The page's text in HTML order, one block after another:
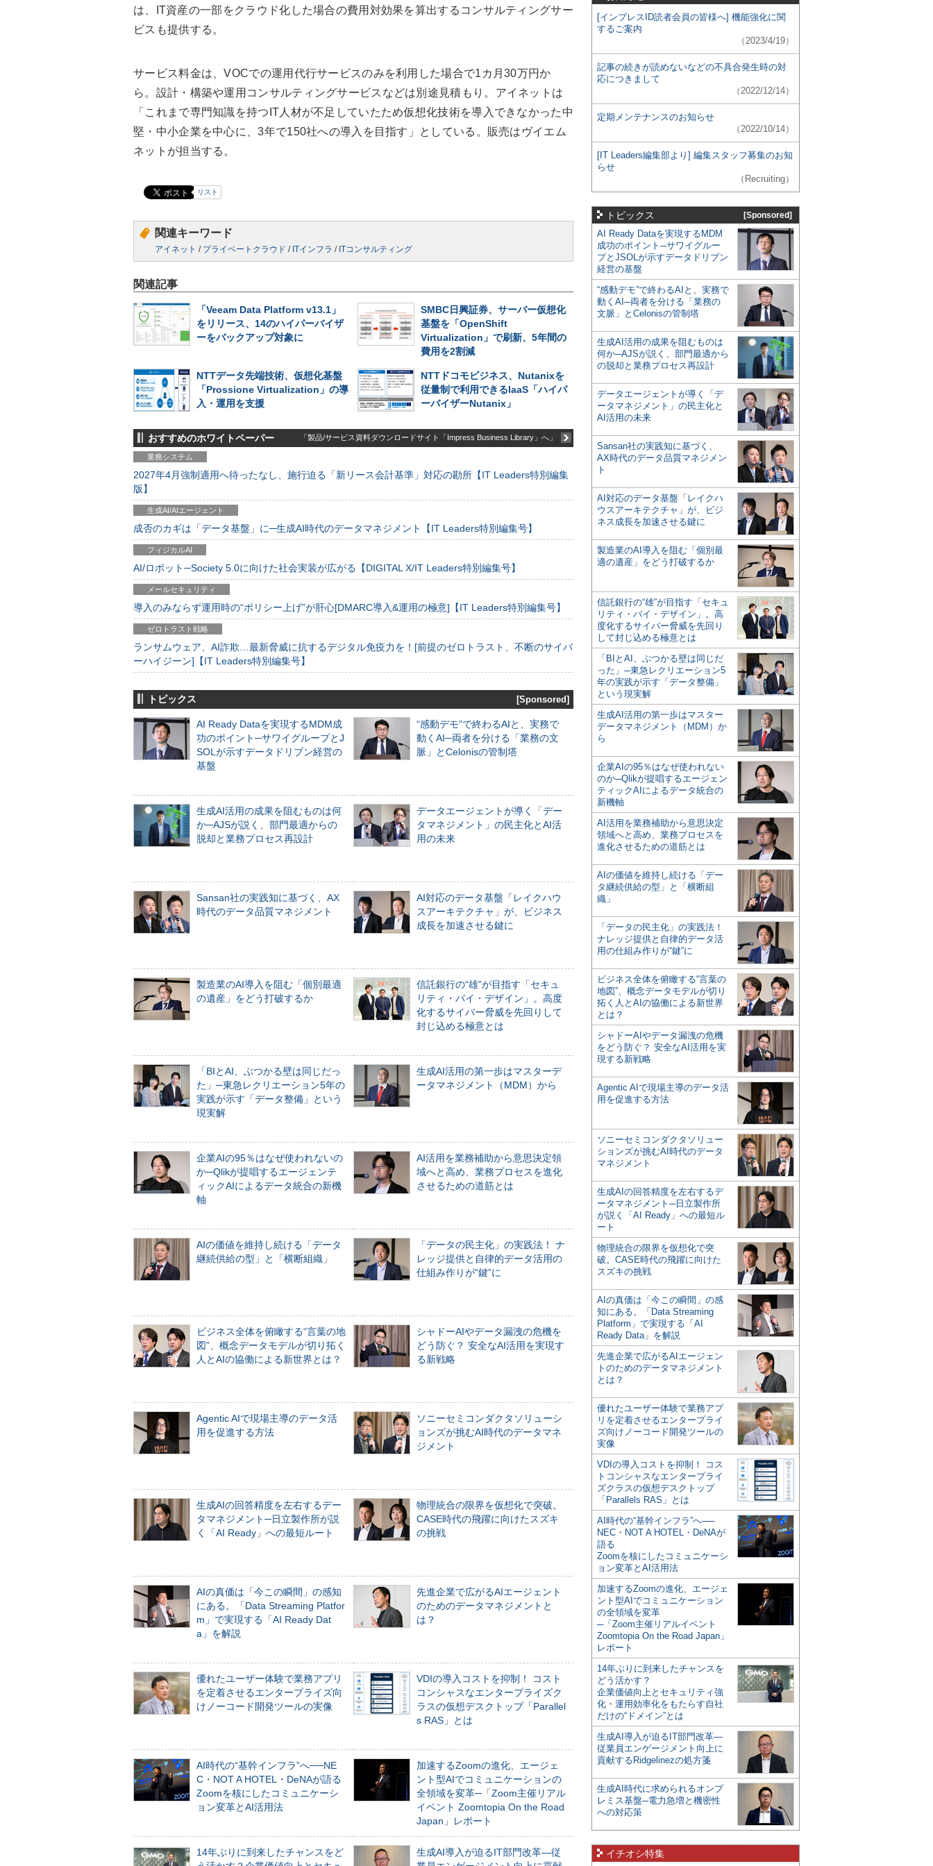
は、IT資産の一部をクラウド化した場合の費用対効果を算出するコンサルティングサー
ビスも提供する。
サービス料金は、VOCでの運用代行サービスのみを利用した場合で1カ月30万円か
ら。設計・構築や運用コンサルティングサービスなどは別途見積もり。アイネットは
「これまで専門知識を持つIT人材が不足していたため仮想化技術を導入できなかった中
堅・中小企業を中心に、3年で150社への導入を目指す」としている。販売はヴイエム
ネットが担当する。
リスト
関連キーワード
アイネット / プライベートクラウド / ITインフラ / ITコンサルティング
関連記事
「Veeam Data Platform v13.1」
をリリース、14のハイパーバイザ
ーをバックアップ対象に
SMBC日興証券、サーバー仮想化
基盤を「OpenShift
Virtualization」で刷新、5年間の
費用を2割減
NTTデータ先端技術、仮想化基盤
「Prossione Virtualization」の導
入・運用を支援
NTTドコモビジネス、Nutanixを
従量制で利用できるIaaS「ハイパ
ーバイザーNutanix」
おすすめのホワイトペーパー 「製品/サービス資料ダウンロードサイト「Impress Business Library」へ」
業務システム
2027年4月強制適用へ待ったなし、施行迫る「新リース会計基準」対応の勘所【IT Leaders特別編集
版】
生成AI/AIエージェント
成否のカギは「データ基盤」に─生成AI時代のデータマネジメント【IT Leaders特別編集号】
フィジカルAI
AI/ロボット─Society 5.0に向けた社会実装が広がる【DIGITAL X/IT Leaders特別編集号】
メールセキュリティ
導入のみならず運用時の“ポリシー上げ”が肝心[DMARC導入&運用の極意]【IT Leaders特別編集号】
ゼロトラスト戦略
ランサムウェア、AI詐欺…最新脅威に抗するデジタル免疫力を！[前提のゼロトラスト、不断のサイバ
ーハイジーン]【IT Leaders特別編集号】
トピックス [Sponsored]
AI Ready Dataを実現するMDM成
功のポイント─サワイグループとJ
SOLが示すデータドリブン経営の
基盤
“感動デモ”で終わるAIと、実務で
動くAI─両者を分ける「業務の文
脈」とCelonisの管制塔
生成AI活用の成果を阻むものは何
か─AJSが説く、部門最適からの
脱却と業務プロセス再設計
データエージェントが導く「デー
タマネジメント」の民主化とAI活
用の未来
Sansan社の実践知に基づく、AX
時代のデータ品質マネジメント
AI対応のデータ基盤「レイクハウ
スアーキテクチャ」が、ビジネス
成長を加速させる鍵に
製造業のAI導入を阻む「個別最適
の遺産」をどう打破するか
信託銀行の“雄”が目指す「セキュ
リティ・バイ・デザイン」。高度
化するサイバー脅威を先回りして
封じ込める極意とは
「BIとAI、ぶつかる壁は同じだっ
た」─東急レクリエーション5年の
実践が示す「データ整備」という
現実解
生成AI活用の第一歩はマスターデ
ータマネジメント（MDM）から
企業AIの95％はなぜ使われないの
か─Qlikが提唱するエージェンテ
ィックAIによるデータ統合の新機
軸
AI活用を業務補助から意思決定領
域へと高め、業務プロセスを進化
させるための道筋とは
AIの価値を維持し続ける「データ
継続供給の型」と「横断組織」
「データの民主化」の実践法！ ナ
レッジ提供と自律的データ活用の
仕組み作りが“鍵”に
ビジネス全体を俯瞰する“言葉の地
図”、概念データモデルが切り拓く
人とAIの協働による新世界とは？
シャドーAIやデータ漏洩の危機を
どう防ぐ？ 安全なAI活用を実現す
る新戦略
Agentic AIで現場主導のデータ活
用を促進する方法
ソニーセミコンダクタソリューシ
ョンズが挑むAI時代のデータマネ
ジメント
生成AIの回答精度を左右するデー
タマネジメント─日立製作所が説
く「AI Ready」への最短ルート
物理統合の限界を仮想化で突破。
CASE時代の飛躍に向けたスズキ
の挑戦
AIの真価は「今この瞬間」の感知
にある。「Data Streaming Platfor
m」で実現する「AI Ready Dat
a」を解説
先進企業で広がるAIエージェント
のためのデータマネジメントと
は？
優れたユーザー体験で業務アプリ
を定着させるエンタープライズ向
けノーコード開発ツールの実像
VDIの導入コストを抑制！ コスト
コンシャスなエンタープライズク
ラスの仮想デスクトップ「Parallel
s RAS」とは
AI時代の“基幹インフラ”へ──NE
C・NOT A HOTEL・DeNAが語る
Zoomを核にしたコミュニケーシ
ョン変革とAI活用法
加速するZoomの進化、エージェ
ント型AIでコミュニケーションの
全領域を変革─「Zoom主催リアル
イベント Zoomtopia On the Road
Japan」レポート
14年ぶりに到来したチャンスをど
生成AI導入が迫るIT部門改革―従
[インプレスID読者会員の皆様へ] 機能強化に関
するご案内
（2023/4/19）
記事の続きが読めないなどの不具合発生時の対
応につきまして
（2022/12/14）
定期メンテナンスのお知らせ
（2022/10/14）
[IT Leaders編集部より] 編集スタッフ募集のお知
らせ
（Recruiting）
トピックス [Sponsored]
AI Ready Dataを実現するMDM
成功のポイント─サワイグルー
プとJSOLが示すデータドリブン
経営の基盤
“感動デモ”で終わるAIと、実務で
動くAI─両者を分ける「業務の
文脈」とCelonisの管制塔
生成AI活用の成果を阻むものは
何か─AJSが説く、部門最適から
の脱却と業務プロセス再設計
データエージェントが導く「デ
ータマネジメント」の民主化と
AI活用の未来
Sansan社の実践知に基づく、
AX時代のデータ品質マネジメン
ト
AI対応のデータ基盤「レイクハ
ウスアーキテクチャ」が、ビジ
ネス成長を加速させる鍵に
製造業のAI導入を阻む「個別最
適の遺産」をどう打破するか
信託銀行の“雄”が目指す「セキュ
リティ・バイ・デザイン」。高
度化するサイバー脅威を先回り
して封じ込める極意とは
「BIとAI、ぶつかる壁は同じだ
った」─東急レクリエーション5
年の実践が示す「データ整備」
という現実解
生成AI活用の第一歩はマスター
データマネジメント（MDM）か
ら
企業AIの95％はなぜ使われない
のか─Qlikが提唱するエージェン
ティックAIによるデータ統合の
新機軸
AI活用を業務補助から意思決定
領域へと高め、業務プロセスを
進化させるための道筋とは
AIの価値を維持し続ける「デー
タ継続供給の型」と「横断組
織」
「データの民主化」の実践法！
ナレッジ提供と自律的データ活
用の仕組み作りが“鍵”に
ビジネス全体を俯瞰する“言葉の
地図”、概念データモデルが切り
拓く人とAIの協働による新世界
とは？
シャドーAIやデータ漏洩の危機
をどう防ぐ？ 安全なAI活用を実
現する新戦略
Agentic AIで現場主導のデータ活
用を促進する方法
ソニーセミコンダクタソリュー
ションズが挑むAI時代のデータ
マネジメント
生成AIの回答精度を左右するデ
ータマネジメント─日立製作所
が説く「AI Ready」への最短ル
ート
物理統合の限界を仮想化で突
破。CASE時代の飛躍に向けた
スズキの挑戦
AIの真価は「今この瞬間」の感
知にある。「Data Streaming
Platform」で実現する「AI
Ready Data」を解説
先進企業で広がるAIエージェン
トのためのデータマネジメント
とは？
優れたユーザー体験で業務アプ
リを定着させるエンタープライ
ズ向けノーコード開発ツールの
実像
VDIの導入コストを抑制！ コス
トコンシャスなエンタープライ
ズクラスの仮想デスクトップ
「Parallels RAS」とは
AI時代の“基幹インフラ”へ──
NEC・NOT A HOTEL・DeNAが
語る
Zoomを核にしたコミュニケーシ
ョン変革とAI活用法
加速するZoomの進化、エージェ
ント型AIでコミュニケーション
の全領域を変革
─「Zoom主催リアルイベント
Zoomtopia On the Road Japan」
レポート
14年ぶりに到来したチャンスを
どう活かす？
企業価値向上とセキュリティ強
化・運用効率化をもたらす自社
だけの“ドメイン”とは
生成AI導入が迫るIT部門改革―
従業員エンゲージメント向上に
貢献するRidgelinezの処方箋
生成AI時代に求められるオンプ
レミス基盤─電力急増と機密性
への対応策
イチオシ特集